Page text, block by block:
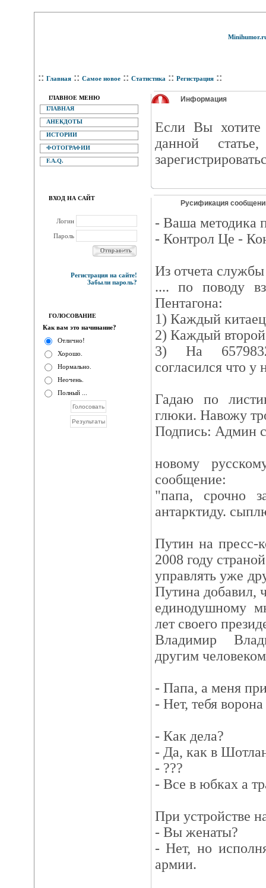
:: Главная :: Самое новое :: Статистика :: Регистрация ::
ГЛАВНОЕ МЕНЮ
ГЛАВНАЯ
АНЕКДОТЫ
ИСТОРИИ
ФОТОГРАФИИ
F.A.Q.
ВХОД НА САЙТ
Логин
Пароль
Регистрация на сайте!
Забыли пароль?
ГОЛОСОВАНИЕ
Как вам это начинание?
Отлично!
Хорошо.
Нормально.
Неочень.
Полный ...
Информация
Eсли Вы хотите
данной
Русификация
- Ваша методика
- Контрол Це -
Из отчета
.... по поводу
Пентагона:
1) Каждый
2) Каждый
3) На
согласился что у
Гадаю по
глюки. Навожу
Подпись: Админ
новому
сообщение:
"папа, срочно
антарктиду.
Путин на пресс-
2008 году
управлять уже
Путина добавил,
единодушному
лет своего
Владимир
другим
- Папа, а меня
- Нет, тебя
- Как дела?
- Да, как в
- ???
- Все в юбках а
При устройстве
- Вы женаты?
- Нет, но
армии.